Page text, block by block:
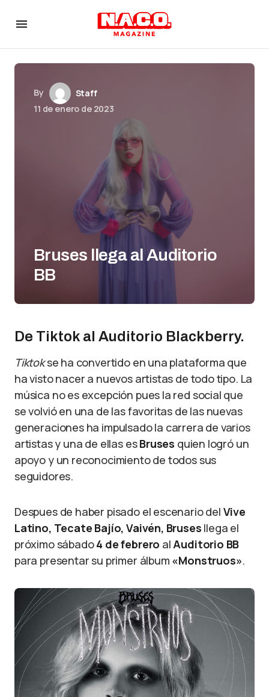
By
Staff
11 de enero de 2023
Bruses llega al Auditorio
BB
De Tiktok al Auditorio Blackberry.
Tiktokse ha convertido en una plataforma que
ha visto nacer a nuevos artistas de todo tipo. La
música no es excepción pues la red social que
se volvió en una de las favoritas de las nuevas
generaciones ha impulsado la carrera de varios
artistas y una de ellas esBruses quien logró un
apoyo y un reconocimiento de todos sus
seguidores.
Despues de haber pisado el escenario del Vive
Latino, Tecate Bajío, Vaivén, Bruses llega el
próximo sábado4 de febrero alAuditorio BB
para presentar su primer álbum «Monstruos».